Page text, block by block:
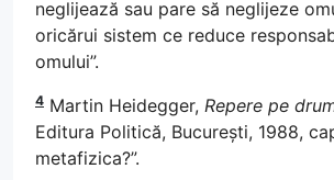
neglijează sau pare să neglijeze
oricărui sistem ce reduce
omului”.
4 Martin Heidegger, Repere pe
Editura Politică, București, 1988,
metafizica?”.